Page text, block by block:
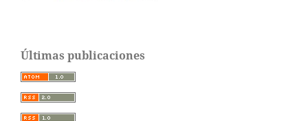
Últimas publicaciones